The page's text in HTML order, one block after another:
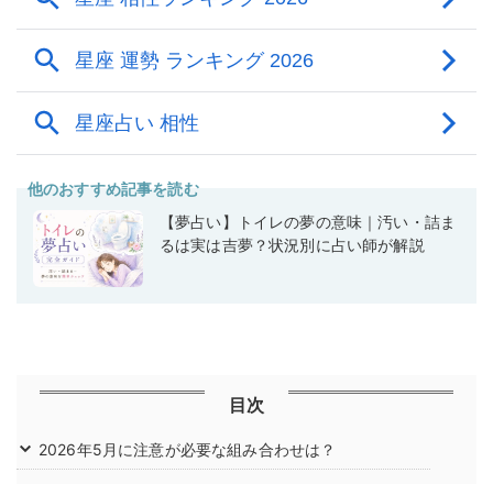
他のおすすめ記事を読む
【夢占い】トイレの夢の意味｜汚い・詰ま
るは実は吉夢？状況別に占い師が解説
目次
2026年5月に注意が必要な組み合わせは？